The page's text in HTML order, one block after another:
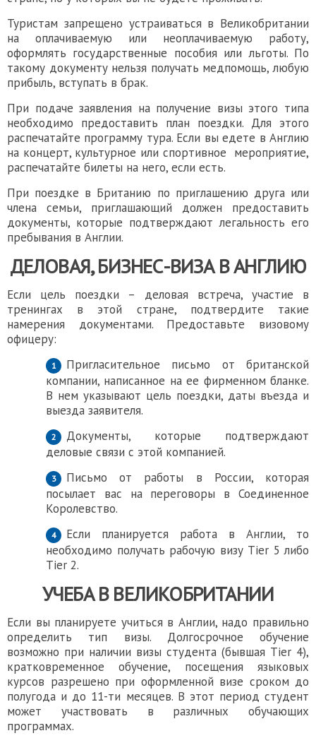
Туристам запрещено устраиваться в Великобритании
на оплачиваемую или неоплачиваемую работу,
оформлять государственные пособия или льготы. По
такому документу нельзя получать медпомощь, любую
прибыль, вступать в брак.
При подаче заявления на получение визы этого типа
необходимо предоставить план поездки. Для этого
распечатайте программу тура. Если вы едете в Англию
на концерт, культурное или спортивное мероприятие,
распечатайте билеты на него, если есть.
При поездке в Британию по приглашению друга или
члена семьи, приглашающий должен предоставить
документы, которые подтверждают легальность его
пребывания в Англии.
ДЕЛОВАЯ, БИЗНЕС-ВИЗА В АНГЛИЮ
Если цель поездки – деловая встреча, участие в
тренингах в этой стране, подтвердите такие
намерения документами. Предоставьте визовому
офицеру:
Пригласительное письмо от британской
компании, написанное на ее фирменном бланке.
В нем указывают цель поездки, даты въезда и
выезда заявителя.
Документы, которые подтверждают
деловые связи с этой компанией.
Письмо от работы в России, которая
посылает вас на переговоры в Соединенное
Королевство.
Если планируется работа в Англии, то
необходимо получать рабочую визу Tier 5 либо
Tier 2.
УЧЕБА В ВЕЛИКОБРИТАНИИ
Если вы планируете учиться в Англии, надо правильно
определить тип визы. Долгосрочное обучение
возможно при наличии визы студента (бывшая Tier 4),
кратковременное обучение, посещения языковых
курсов разрешено при оформленной визе сроком до
полугода и до 11-ти месяцев. В этот период студент
может участвовать в различных обучающих
программах.